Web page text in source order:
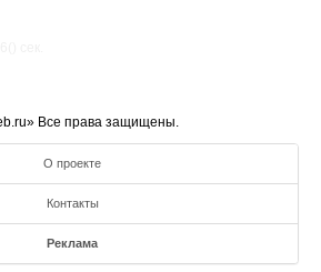
Все права защищены.
О проекте
Контакты
Реклама